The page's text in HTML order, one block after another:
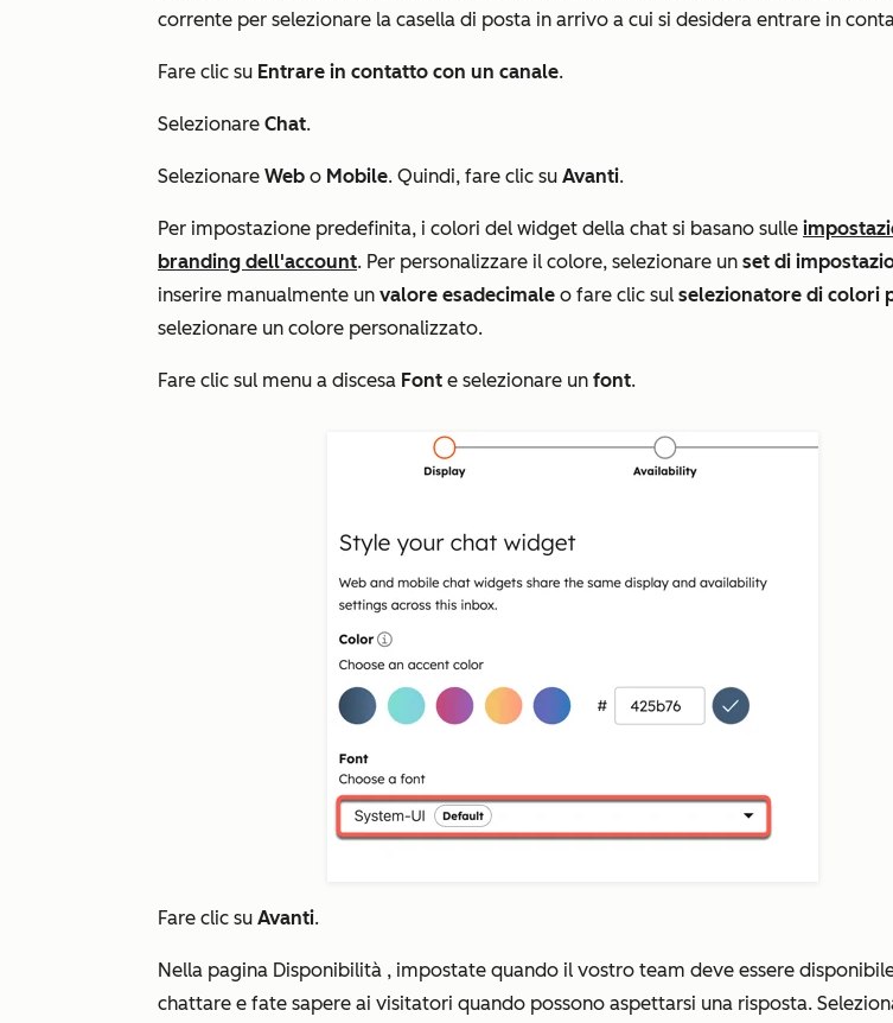
corrente per selezionare la casella di posta in arrivo a cui si desidera entrare in
Fare clic su Entrare in contatto con un canale.
Selezionare Chat.
Selezionare Web o Mobile. Quindi, fare clic su Avanti.
Per impostazione predefinita, i colori del widget della chat si basano sulle
branding dell'account. Per personalizzare il colore, selezionare un set di
inserire manualmente un valore esadecimale o fare clic sul selezionatore di colori
selezionare un colore personalizzato.
Fare clic sul menu a discesa Font e selezionare un font.
Fare clic su Avanti.
Nella pagina Disponibilità , impostate quando il vostro team deve essere
chattare e fate sapere ai visitatori quando possono aspettarsi una risposta.